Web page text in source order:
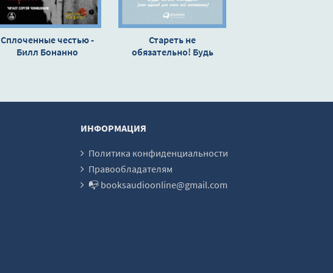
Сплоченные честью -
Билл Бонанно
Стареть не
обязательно! Будь
Гиффорд
ИНФОРМАЦИЯ
Политика конфиденциальности
Правообладателям
📭 booksaudioonline@gmail.com